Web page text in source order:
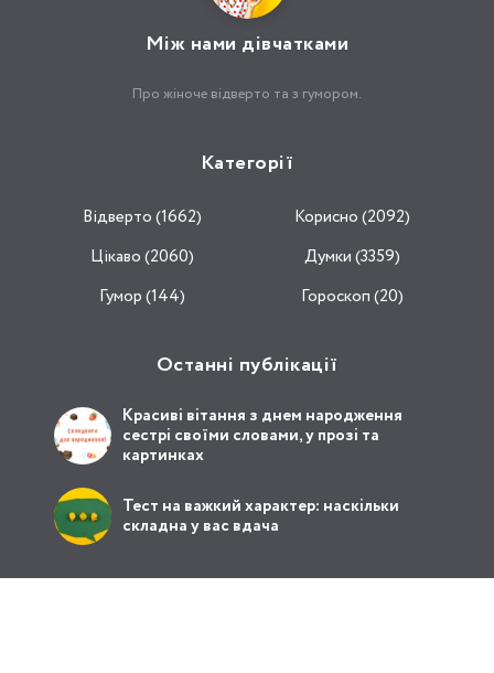
Між нами дівчатками
Про жіноче відверто та з гумором.
Категорії
Відвертo (1662)
Корисно (2092)
Цікаво (2060)
Думки (3359)
Гумор (144)
Гороскоп (20)
Останні публікації
Красиві вітання з днем народження
сестрі своїми словами, у прозі та
картинках
Тест на важкий характер: наскільки
складна у вас вдача